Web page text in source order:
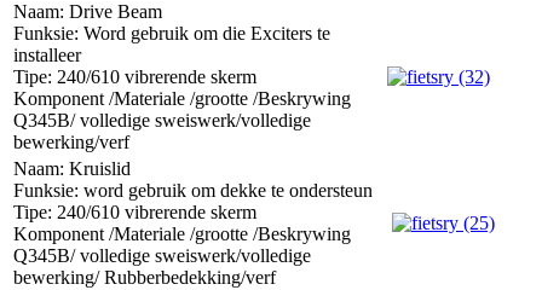
Naam: Drive Beam
Funksie: Word gebruik om die Exciters te
installeer
Tipe: 240/610 vibrerende skerm
Komponent /Materiale /grootte /Beskrywing
Q345B/ volledige sweiswerk/volledige
bewerking/verf
Naam: Kruislid
Funksie: word gebruik om dekke te ondersteun
Tipe: 240/610 vibrerende skerm
Komponent /Materiale /grootte /Beskrywing
Q345B/ volledige sweiswerk/volledige
bewerking/ Rubberbedekking/verf